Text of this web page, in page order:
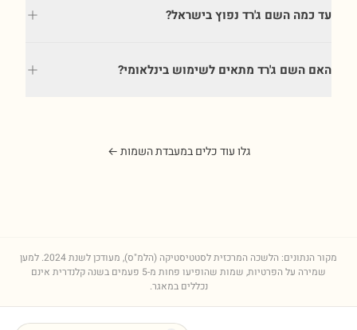
עד כמה השם ג'רד נפוץ בישראל?
האם השם ג'רד מתאים לשימוש בינלאומי?
גלו עוד כלים במעבדת השמות ←
מקור הנתונים: הלשכה המרכזית לסטטיסטיקה (הלמ"ס), מעודכן לשנת2024. למען
שמירה על הפרטיות, שמות שהופיעו פחות מ-5 פעמים בשנה קלנדרית אינם
נכללים במאגר.